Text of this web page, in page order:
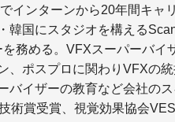
インターンから20年間キャ
韓国にスタジオを構える
務める。VFXスーパーバイ
、ポスプロに関わりVFXの統
バイザーの教育など会社の
術賞受賞、視覚効果協会